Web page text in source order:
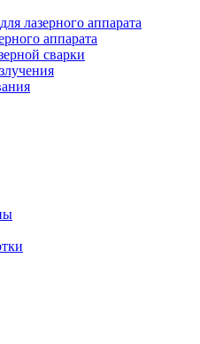
лазерного аппарата
аппарата
сварки